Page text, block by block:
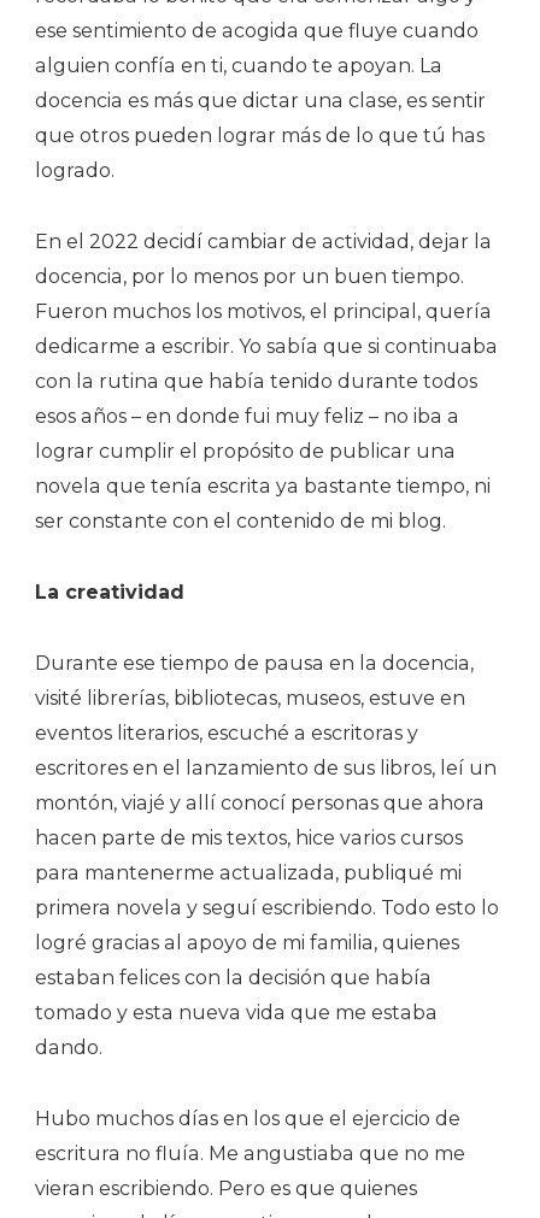
ese sentimiento de acogida que fluye cuando
alguien confía en ti, cuando te apoyan. La
docencia es más que dictar una clase, es sentir
que otros pueden lograr más de lo que tú has
logrado.
En el 2022 decidí cambiar de actividad, dejar la
docencia, por lo menos por un buen tiempo.
Fueron muchos los motivos, el principal, quería
dedicarme a escribir. Yo sabía que si continuaba
con la rutina que había tenido durante todos
esos años – en donde fui muy feliz – no iba a
lograr cumplir el propósito de publicar una
novela que tenía escrita ya bastante tiempo, ni
ser constante con el contenido de mi blog.
La creatividad
Durante ese tiempo de pausa en la docencia,
visité librerías, bibliotecas, museos, estuve en
eventos literarios, escuché a escritoras y
escritores en el lanzamiento de sus libros, leí un
montón, viajé y allí conocí personas que ahora
hacen parte de mis textos, hice varios cursos
para mantenerme actualizada, publiqué mi
primera novela y seguí escribiendo. Todo esto lo
logré gracias al apoyo de mi familia, quienes
estaban felices con la decisión que había
tomado y esta nueva vida que me estaba
dando.
Hubo muchos días en los que el ejercicio de
escritura no fluía. Me angustiaba que no me
vieran escribiendo. Pero es que quienes